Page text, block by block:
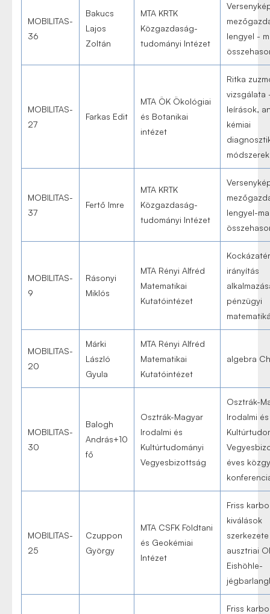
MOBILITAS-
36
Bakucs
Lajos
Zoltán
MTA KRTK
Közgazdaság-
tudományi Intézet
lengyel -
MOBILITAS-
27
Farkas Edit
MTA ÖK Ökológiai
és Botanikai
intézet
Ritka
vizsgálata
leírások,
kémiai
módszerek
MOBILITAS-
37
Fertő Imre
MTA KRTK
Közgazdaság-
tudományi Intézet
lengyel-
MOBILITAS-
9
Rásonyi
Miklós
MTA Rényi Alfréd
Matematikai
Kutatóintézet
irányítás
pénzügyi
MOBILITAS-
20
Márki
László
Gyula
MTA Rényi Alfréd
Matematikai
Kutatóintézet
algebra
MOBILITAS-
30
Balogh
András+10
fő
Osztrák-Magyar
Irodalmi és
Kultúrtudományi
Vegyesbizottság
Osztrák-
Irodalmi és
éves
MOBILITAS-
25
Czuppon
György
MTA CSFK Földtani
és Geokémiai
Intézet
Friss
kiválások
ausztriai
Eishöhle-
Friss